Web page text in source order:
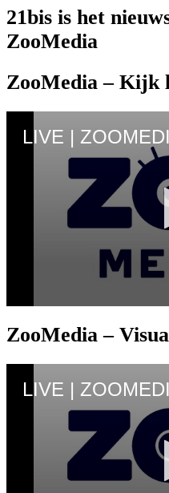
21bis is het
ZooMedia
ZooMedia – Kijk
ZooMedia –